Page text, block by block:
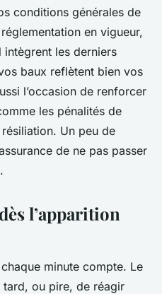
conditions générales de
en vigueur,
les derniers
baux reflètent bien vos
l’occasion de renforcer
les pénalités de
Un peu de
de ne pas passer
l’apparition
minute compte. Le
tard, ou pire, de réagir